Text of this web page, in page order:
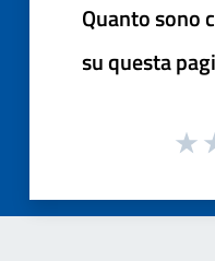
Quanto sono
su questa